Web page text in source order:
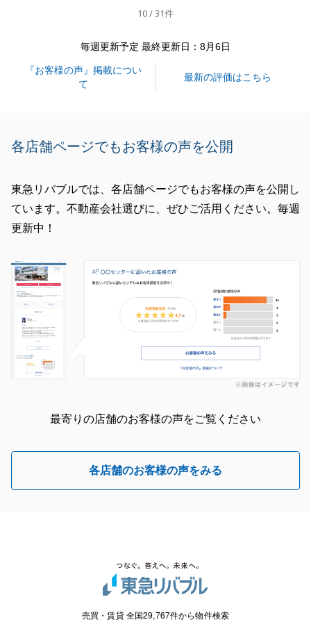
10 / 31件
毎週更新予定 最終更新日：8月6日
『お客様の声』掲載につい
て
最新の評価はこちら
各店舗ページでもお客様の声を公開
東急リバブルでは、各店舗ページでもお客様の声を公開し
ています。不動産会社選びに、ぜひご活用ください。毎週
更新中！
最寄りの店舗のお客様の声をご覧ください
各店舗のお客様の声をみる
売買・賃貸 全国29,767件から物件検索